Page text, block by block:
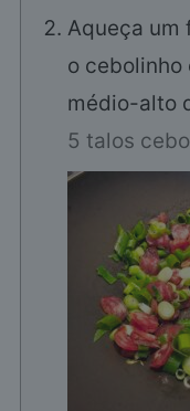
Aqueça um
o cebolinho
médio-alto
5 talos